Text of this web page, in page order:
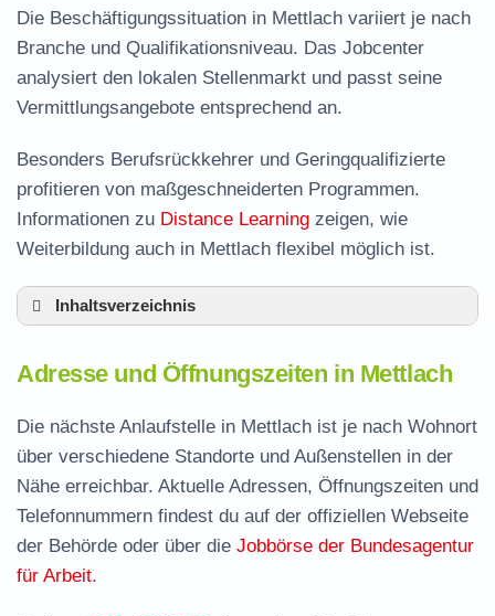
Die Beschäftigungssituation in Mettlach variiert je nach
Branche und Qualifikationsniveau. Das Jobcenter
analysiert den lokalen Stellenmarkt und passt seine
Vermittlungsangebote entsprechend an.
Besonders Berufsrückkehrer und Geringqualifizierte
profitieren von maßgeschneiderten Programmen.
Informationen zu Distance Learning zeigen, wie
Weiterbildung auch in Mettlach flexibel möglich ist.
Inhaltsverzeichnis
Leistungen der Arbeitsvermittlung in Mettlach
Termin vereinbaren und Bürgergeld beantragen
Jobcenter Merzig-Wadern – zuständige Stelle
Stellenangebote und Jobbörse in Mettlach
Häufige Fragen rund ums Jobcenter
Adresse und Öffnungszeiten in Mettlach
Die nächste Anlaufstelle in Mettlach ist je nach Wohnort
über verschiedene Standorte und Außenstellen in der
Nähe erreichbar. Aktuelle Adressen, Öffnungszeiten und
Telefonnummern findest du auf der offiziellen Webseite
der Behörde oder über die Jobbörse der Bundesagentur
für Arbeit.